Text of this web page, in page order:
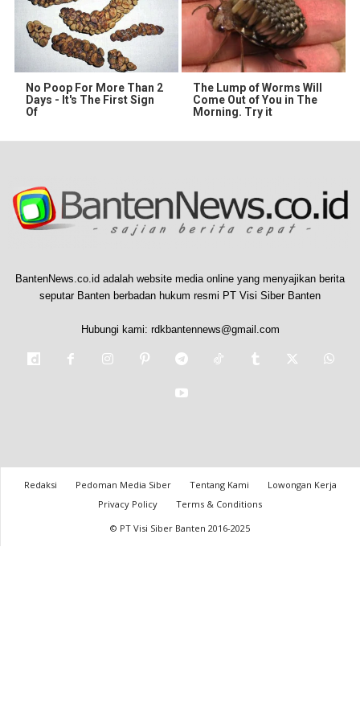
No Poop For More Than 2
Days - It's The First Sign
Of
The Lump of Worms Will
Come Out of You in The
Morning. Try it
BantenNews.co.id adalah website media online yang menyajikan berita
seputar Banten berbadan hukum resmi PT Visi Siber Banten
Hubungi kami: rdkbantennews@gmail.com
Redaksi Pedoman Media Siber Tentang Kami
Lowongan Kerja
Privacy Policy
Terms & Conditions
© PT Visi Siber Banten 2016-2025